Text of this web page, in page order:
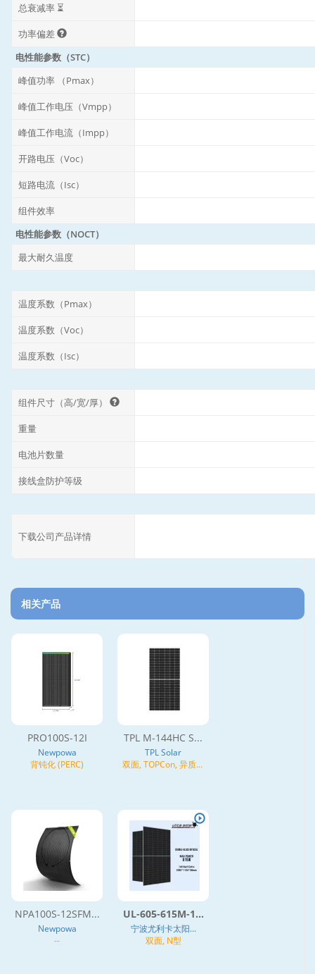
总衰减率 ⏳
功率偏差
电性能参数（STC）
峰值功率 （Pmax）
峰值工作电压（Vmpp）
峰值工作电流（Impp）
开路电压（Voc）
短路电流（Isc）
组件效率
电性能参数（NOCT）
最大耐久温度
温度系数（Pmax）
温度系数（Voc）
温度系数（Isc）
组件尺寸（高/宽/厚）
重量
电池片数量
接线盒防护等级
下载公司产品详情
相关产品
PRO100S-12I
Newpowa
背钝化 (PERC)
TPL M-144HC S...
TPL Solar
双面, TOPCon, 异质结
NPA100S-12SFM...
Newpowa
--
UL-605-615M-1...
宁波尤利卡太阳...
双面, N型